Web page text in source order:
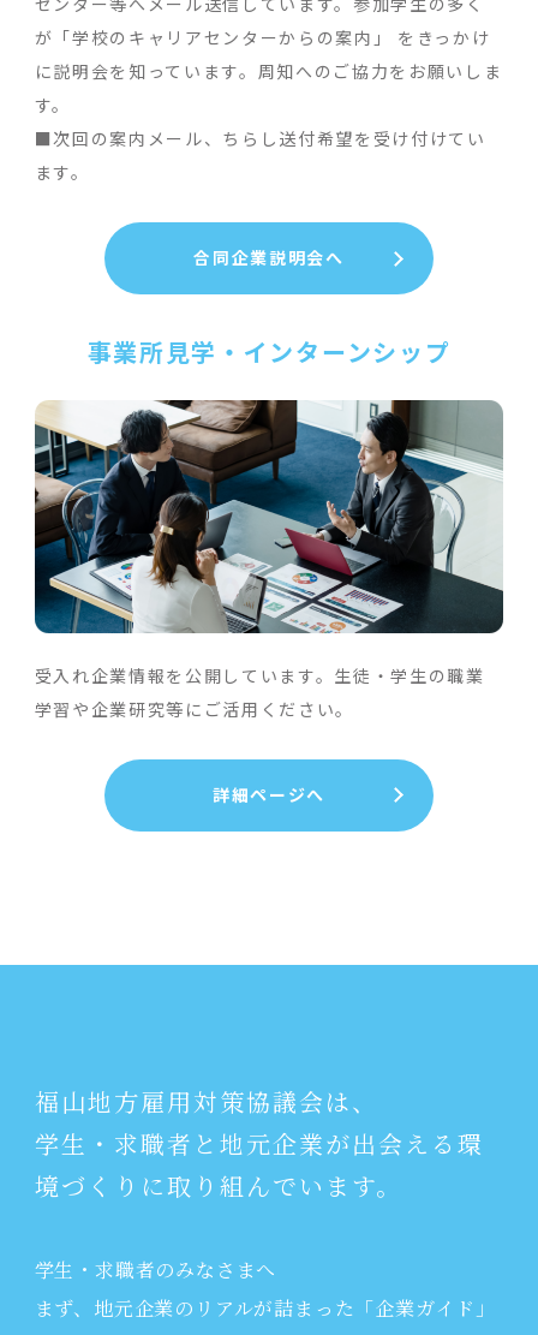
が「学校のキャリアセンターからの案内」 をきっかけ
に説明会を知っています。周知へのご協力をお願いしま
す。
■次回の案内メール、ちらし送付希望を受け付けてい
ます。
合同企業説明会へ
事業所見学・インターンシップ
受入れ企業情報を公開しています。生徒・学生の職業
学習や企業研究等にご活用ください。
詳細ページへ
福山地方雇用対策協議会は、
学生・求職者と地元企業が出会える環
境づくりに取り組んでいます。
学生・求職者のみなさまへ
まず、地元企業のリアルが詰まった「企業ガイド」